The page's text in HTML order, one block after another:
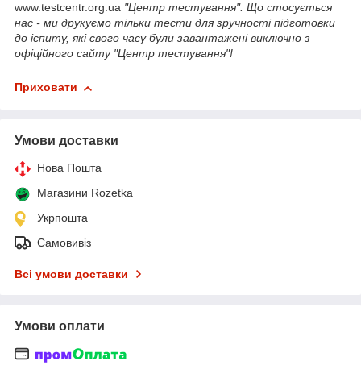
www.testcentr.org.ua "Центр тестування". Що стосується
нас - ми друкуємо тільки тести для зручності підготовки
до іспиту, які свого часу були завантажені виключно з
офіційного сайту "Центр тестування"!
Приховати
Умови доставки
Нова Пошта
Магазини Rozetka
Укрпошта
Самовивіз
Всі умови доставки
Умови оплати